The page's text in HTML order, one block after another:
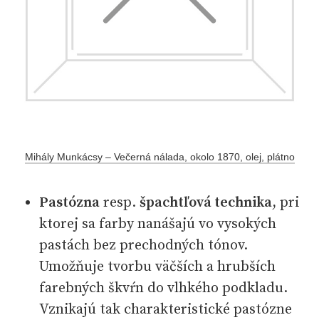
Mihály Munkácsy – Večerná nálada, okolo 1870, olej, plátno
Pastózna resp. špachtľová technika, pri
ktorej sa farby nanášajú vo vysokých
pastách bez prechodných tónov.
Umožňuje tvorbu väčších a hrubších
farebných škvŕn do vlhkého podkladu.
Vznikajú tak charakteristické pastózne